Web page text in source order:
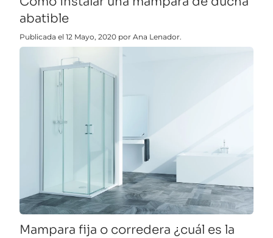
abatible
Publicada el 12 Mayo, 2020 por Ana Lenador.
Mampara fija o corredera ¿cuál es la